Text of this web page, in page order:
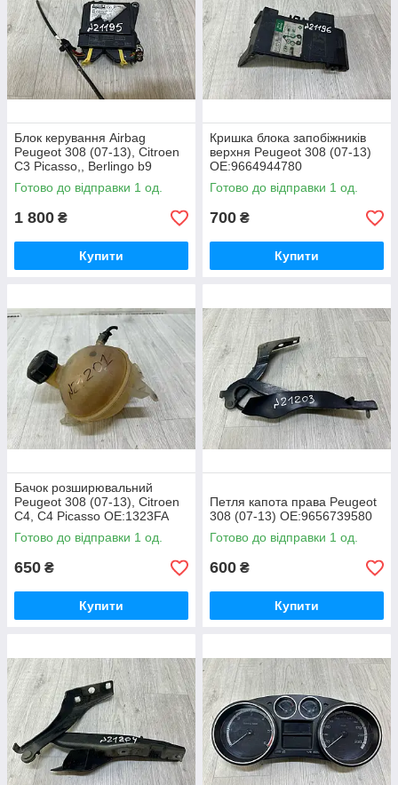
Блок керування Airbag
Peugeot 308 (07-13), Citroen
C3 Picasso,, Berlingo b9
OE:620504800, 626178500,
9803946780
Готово до відправки 1 од.
1 800 ₴
Купити
Кришка блока запобіжників
верхня Peugeot 308 (07-13)
OE:9664944780
Готово до відправки 1 од.
700 ₴
Купити
Бачок розширювальний
Peugeot 308 (07-13), Citroen
C4, C4 Picasso OE:1323FA
Готово до відправки 1 од.
650 ₴
Купити
Петля капота права Peugeot
308 (07-13) OE:9656739580
Готово до відправки 1 од.
600 ₴
Купити